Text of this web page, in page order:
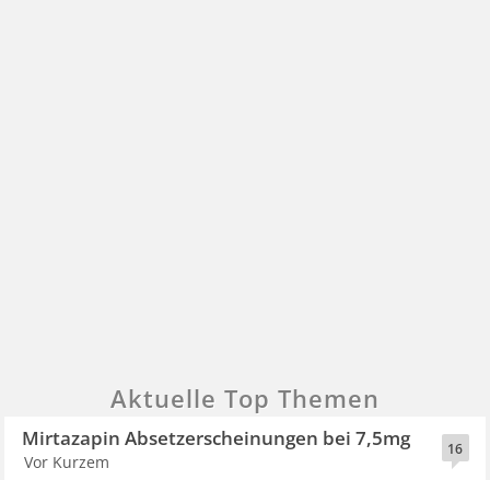
Aktuelle Top Themen
16
Mirtazapin Absetzerscheinungen bei 7,5mg
Vor Kurzem